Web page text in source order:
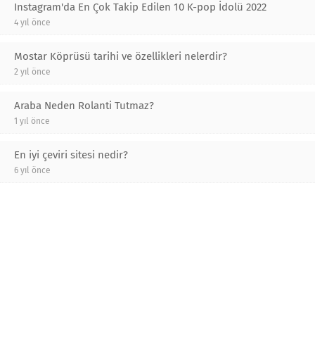
Instagram'da En Çok Takip Edilen 10 K-pop İdolü 2022
4 yıl önce
Mostar Köprüsü tarihi ve özellikleri nelerdir?
2 yıl önce
Araba Neden Rolanti Tutmaz?
1 yıl önce
En iyi çeviri sitesi nedir?
6 yıl önce